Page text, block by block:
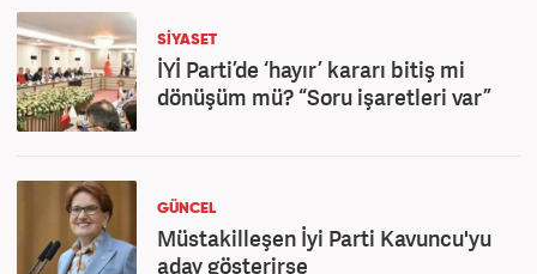
SİYASET
İYİ Parti’de ‘hayır’ kararı bitiş mi
dönüşüm mü? “Soru işaretleri var”
GÜNCEL
Müstakilleşen İyi Parti Kavuncu'yu
aday gösterirse